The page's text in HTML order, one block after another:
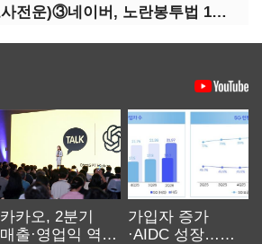
[IB토마토](IT노사전운)③네이버, 노란봉투법 1호 되나…관건은 '진짜 주인'
카카오, 2분기
매출·영업익 역대
가입자 증가
·AIDC 성장…